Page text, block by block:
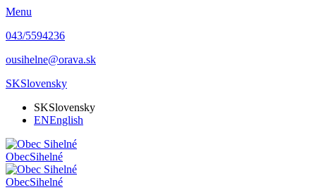
Menu
043/5594236
ousihelne@orava.sk
SKSlovensky
SKSlovensky
ENEnglish
ObecSihelné
ObecSihelné